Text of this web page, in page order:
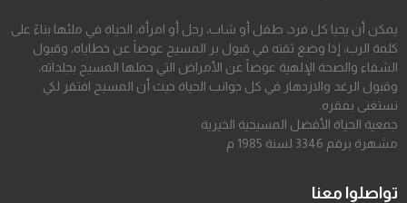
يمكن أن يحيا كل فرد، طفل أو شاب، رجل أو امرأة، الحياة في ملئها بناءً على
كلمة الرب، إذا وضع ثقته في قبول بر المسيح عوضاً عن خطاياه، وقبول
الشفاء والصحة الإلهية عوضاً عن الأمراض التي حملها المسيح بجلداته،
وقبول الرغد والازدهار في كل جوانب الحياة حيث أن المسيح افتقر لكي
نستغنى بفقره.
جمعية الحياة الأفضل المسيحية الخيرية
مشهرة برقم 3346 لسنة 1985 م
تواصلوا معنا